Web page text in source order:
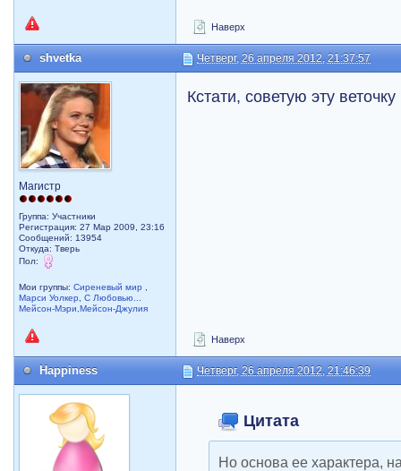
Наверх
shvetka Четверг, 26 апреля 2012, 21:37:57
Магистр
Группа: Участники
Регистрация: 27 Мар 2009, 23:16
Сообщений: 13954
Откуда: Тверь
Пол:
Мои группы:Сиреневый мир
Марси Уолкер
,С Любовью...
Мейсон-Мэри,Мейсон-Джулия
Кстати, советую эту
Наверх
Happiness Четверг, 26 апреля 2012, 21:46:39
Цитата
Но основа ее характера,